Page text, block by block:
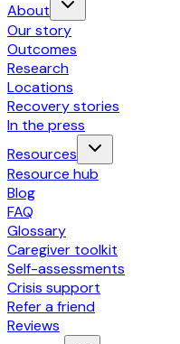
About
Our story
Outcomes
Research
Locations
Recovery stories
In the press
Resources
Resource hub
Blog
FAQ
Glossary
Caregiver toolkit
Self-assessments
Crisis support
Refer a friend
Reviews